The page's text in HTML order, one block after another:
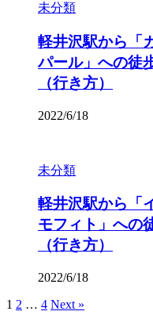
未分類
軽井沢駅から「
パール」への徒
（行き方）
2022/6/18
未分類
軽井沢駅から「
モフィト」への
（行き方）
2022/6/18
1 2 … 4 Next »